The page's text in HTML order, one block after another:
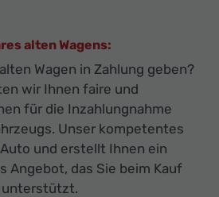
alten Wagens:
Wagen in Zahlung geben?
wir Ihnen faire und
für die Inzahlungnahme
Unser kompetentes
und erstellt Ihnen ein
Angebot, das Sie beim Kauf
unterstützt.